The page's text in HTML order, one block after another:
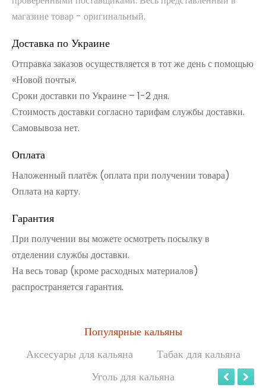
магазине товар - оригинальный.
Доставка по Украине
Отправка заказов осуществляется в тот же день с помощью
«Новой почты».
Сроки доставки по Украине – 1-2 дня.
Стоимость доставки согласно тарифам службы доставки.
Самовывоза нет.
Оплата
Наложенный платёж (оплата при получении товара)
Оплата на карту.
Гарантия
При получении вы можете осмотреть посылку в
отделении службы доставки.
На весь товар (кроме расходных материалов)
распространяется гарантия.
Популярные кальяны
Аксесуары для кальяна
Табак для кальяна
Уголь для кальяна